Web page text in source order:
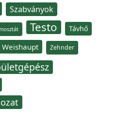
Szabványok
Testo Távhő
Weishaupt Zehnder